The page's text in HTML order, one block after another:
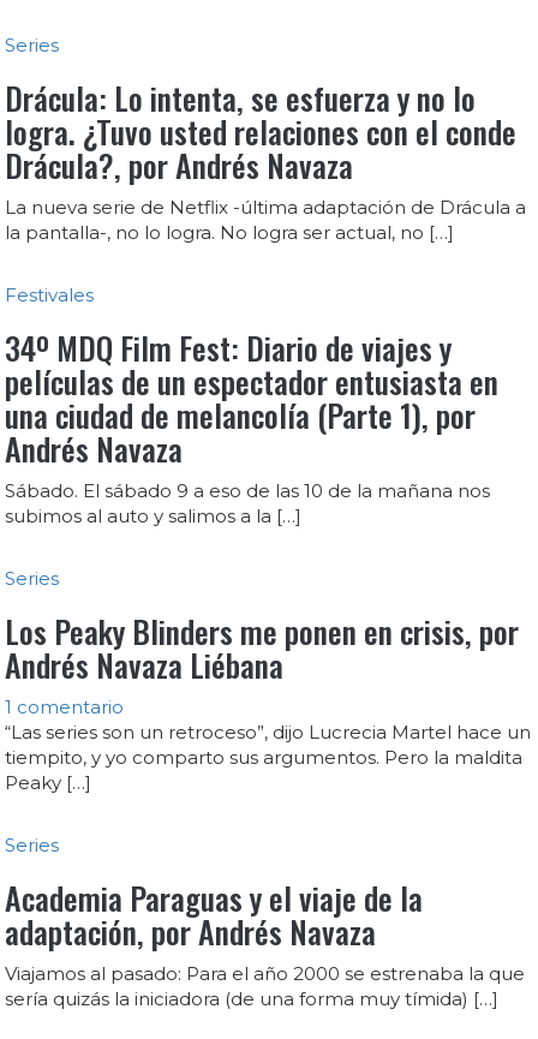
Series
Drácula: Lo intenta, se esfuerza y no lo
logra. ¿Tuvo usted relaciones con el conde
Drácula?, por Andrés Navaza
La nueva serie de Netflix -última adaptación de Drácula a
la pantalla-, no lo logra. No logra ser actual, no […]
Festivales
34º MDQ Film Fest: Diario de viajes y
películas de un espectador entusiasta en
una ciudad de melancolía (Parte 1), por
Andrés Navaza
Sábado. El sábado 9 a eso de las 10 de la mañana nos
subimos al auto y salimos a la […]
Series
Los Peaky Blinders me ponen en crisis, por
Andrés Navaza Liébana
1 comentario
“Las series son un retroceso”, dijo Lucrecia Martel hace un
tiempito, y yo comparto sus argumentos. Pero la maldita
Peaky […]
Series
Academia Paraguas y el viaje de la
adaptación, por Andrés Navaza
Viajamos al pasado: Para el año 2000 se estrenaba la que
sería quizás la iniciadora (de una forma muy tímida) […]